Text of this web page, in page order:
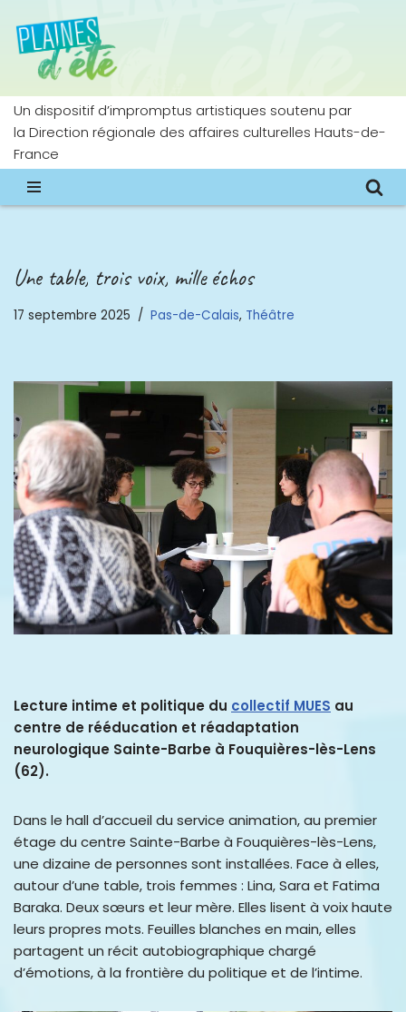
Aller
contenu
Un dispositif d’impromptus artistiques soutenu par
la Direction régionale des affaires culturelles Hauts-de-
France
Une table, trois voix, mille échos
17 septembre 2025 Pas-de-Calais, Théâtre
Lecture intime et politique du collectif MUES au
centre de rééducation et réadaptation
neurologique Sainte-Barbe à Fouquières-lès-Lens
(62).
Dans le hall d’accueil du service animation, au premier
étage du centre Sainte-Barbe à Fouquières-lès-Lens,
une dizaine de personnes sont installées. Face à elles,
autour d’une table, trois femmes : Lina, Sara et Fatima
Baraka. Deux sœurs et leur mère. Elles lisent à voix haute
leurs propres mots. Feuilles blanches en main, elles
partagent un récit autobiographique chargé
d’émotions, à la frontière du politique et de l’intime.